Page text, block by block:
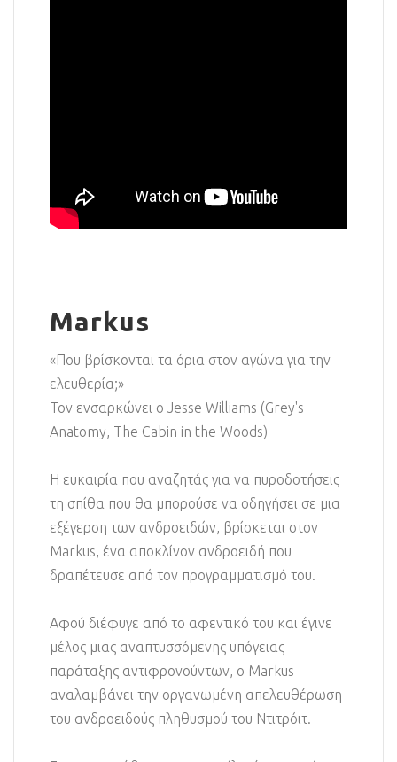
Markus
«Που βρίσκονται τα όρια στον αγώνα για την
ελευθερία;»
Τον ενσαρκώνει ο Jesse Williams (Grey's
Anatomy, The Cabin in the Woods)
Η ευκαιρία που αναζητάς για να πυροδοτήσεις
τη σπίθα που θα μπορούσε να οδηγήσει σε μια
εξέγερση των ανδροειδών, βρίσκεται στον
Markus, ένα αποκλίνον ανδροειδή που
δραπέτευσε από τον προγραμματισμό του.
Αφού διέφυγε από το αφεντικό του και έγινε
μέλος μιας αναπτυσσόμενης υπόγειας
παράταξης αντιφρονούντων, ο Markus
αναλαμβάνει την οργανωμένη απελευθέρωση
του ανδροειδούς πληθυσμού του Ντιτρόιτ.